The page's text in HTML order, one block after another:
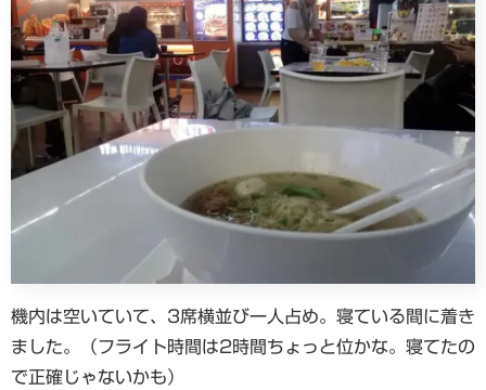
機内は空いていて、3席横並び一人占め。寝ている間に着き
ました。（フライト時間は2時間ちょっと位かな。寝てたの
で正確じゃないかも）